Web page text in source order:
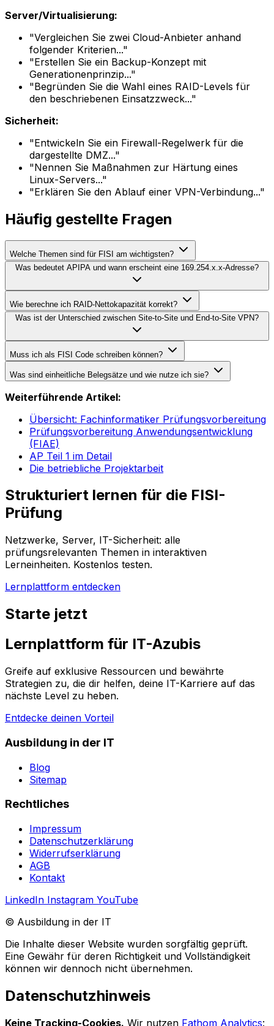
Server/Virtualisierung:
"Vergleichen Sie zwei Cloud-Anbieter anhand
folgender Kriterien..."
"Erstellen Sie ein Backup-Konzept mit
Generationenprinzip..."
"Begründen Sie die Wahl eines RAID-Levels für
den beschriebenen Einsatzzweck..."
Sicherheit:
"Entwickeln Sie ein Firewall-Regelwerk für die
dargestellte DMZ..."
"Nennen Sie Maßnahmen zur Härtung eines
Linux-Servers..."
"Erklären Sie den Ablauf einer VPN-Verbindung..."
Häufig gestellte Fragen
Welche Themen sind für FISI am wichtigsten?
Was bedeutet APIPA und wann erscheint eine 169.254.x.x-Adresse?
Wie berechne ich RAID-Nettokapazität korrekt?
Was ist der Unterschied zwischen Site-to-Site und End-to-Site VPN?
Muss ich als FISI Code schreiben können?
Was sind einheitliche Belegsätze und wie nutze ich sie?
Weiterführende Artikel:
Übersicht: Fachinformatiker Prüfungsvorbereitung
Prüfungsvorbereitung Anwendungsentwicklung
(FIAE)
AP Teil 1 im Detail
Die betriebliche Projektarbeit
Strukturiert lernen für die FISI-
Prüfung
Netzwerke, Server, IT-Sicherheit: alle
prüfungsrelevanten Themen in interaktiven
Lerneinheiten. Kostenlos testen.
Lernplattform entdecken
Starte jetzt
Lernplattform für IT-Azubis
Greife auf exklusive Ressourcen und bewährte
Strategien zu, die dir helfen, deine IT-Karriere auf das
nächste Level zu heben.
Entdecke deinen Vorteil
Ausbildung in der IT
Blog
Sitemap
Rechtliches
Impressum
Datenschutzerklärung
Widerrufserklärung
AGB
Kontakt
LinkedIn Instagram YouTube
© Ausbildung in der IT
Die Inhalte dieser Website wurden sorgfältig geprüft.
Eine Gewähr für deren Richtigkeit und Vollständigkeit
können wir dennoch nicht übernehmen.
Datenschutzhinweis
Keine Tracking-Cookies. Wir nutzen Fathom Analytics: